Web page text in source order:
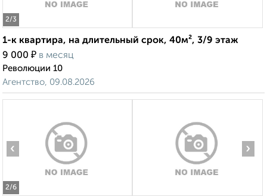
2/3
1-к квартира, на длительный срок, 40м², 3/9 этаж
9 000 ₽ в месяц
Революции 10
Агентство, 09.08.2026
2/6
‹ ›